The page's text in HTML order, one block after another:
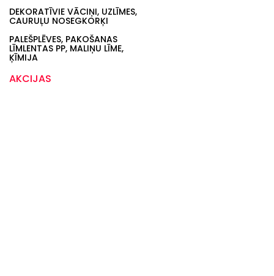
DEKORATĪVIE VĀCIŅI, UZLĪMES,
CAURUĻU NOSEGKORĶI
PALEŠPLĒVES, PAKOŠANAS
LĪMLENTAS PP, MALIŅU LĪME,
ĶĪMIJA
AKCIJAS